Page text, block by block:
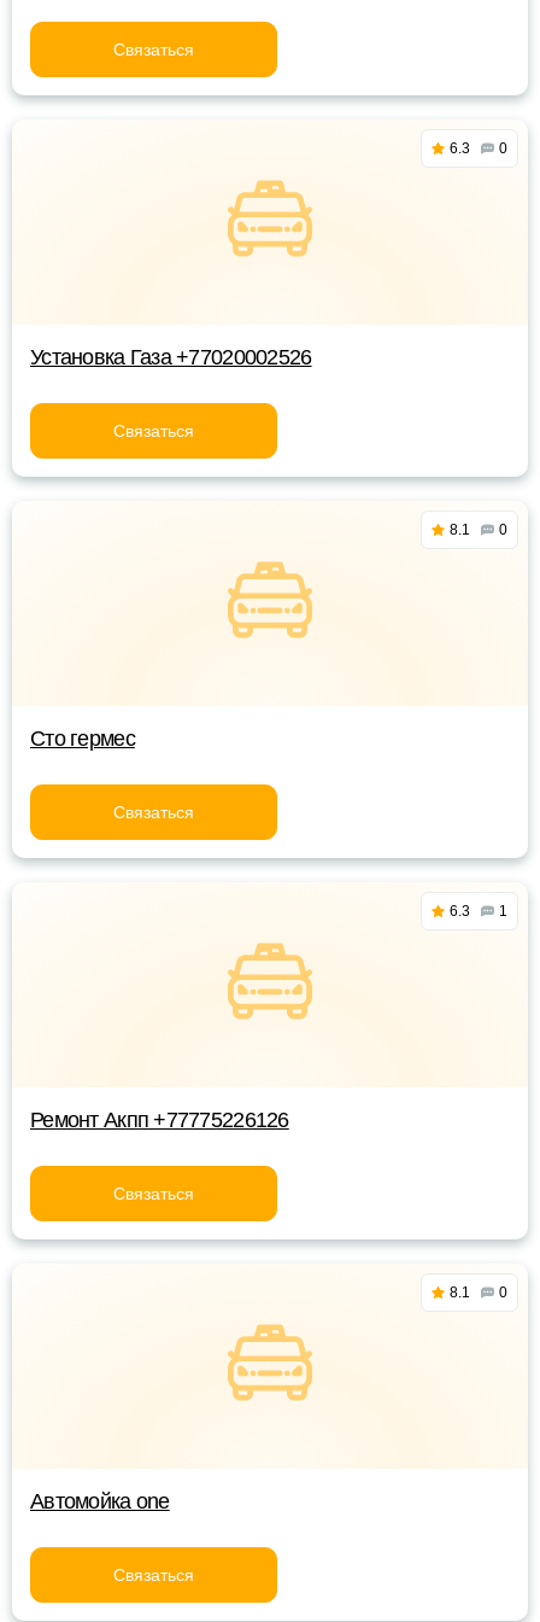
Связаться
6.3 0
Установка Газа +77020002526
Связаться
8.1 0
Сто гермес
Связаться
6.3 1
Ремонт Акпп +77775226126
Связаться
8.1 0
Автомойка one
Связаться